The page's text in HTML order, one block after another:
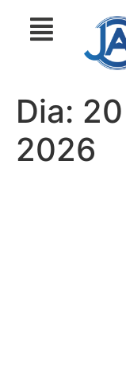
Dia:
2026